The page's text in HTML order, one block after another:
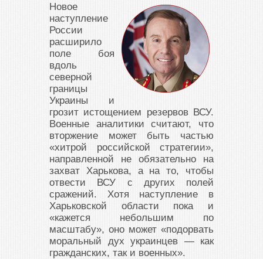
Новое
наступление
России
расширило
поле боя
вдоль
северной
границы
Украины и
грозит истощением резервов ВСУ.
Военные аналитики считают, что
вторжение может быть частью
«хитрой российской стратегии»,
направленной не обязательно на
захват Харькова, а на то, чтобы
отвести ВСУ с других полей
сражений. Хотя наступление в
Харьковской области пока и
«кажется небольшим по
масштабу», оно может «подорвать
моральный дух украинцев — как
гражданских, так и военных».